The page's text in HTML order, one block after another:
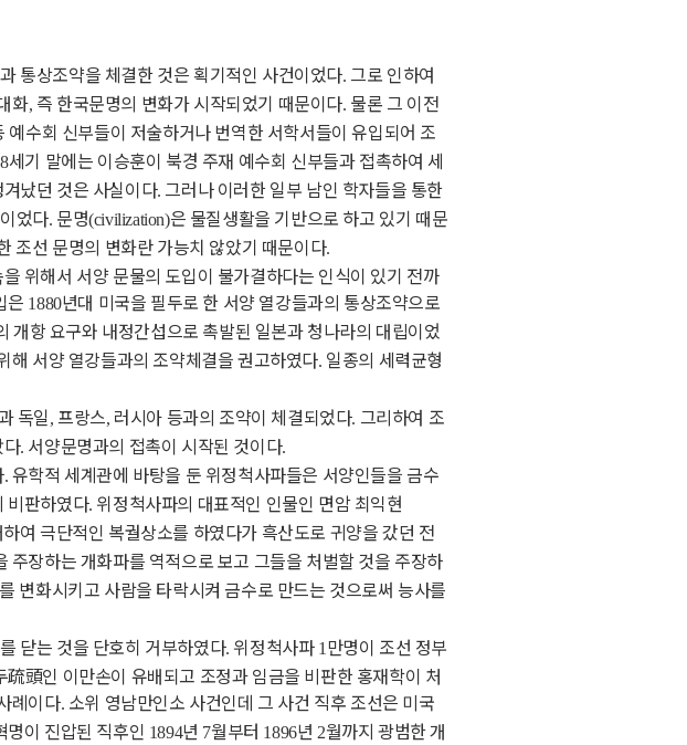
통상조약을 체결한 것은 획기적인 사건이었다. 그로 인하여
화, 즉 한국문명의 변화가 시작되었기 때문이다. 물론 그 이전
예수회 신부들이 저술하거나 번역한 서학서들이 유입되어 조
세기 말에는 이승훈이 북경 주재 예수회 신부들과 접촉하여 세
났던 것은 사실이다. 그러나 이러한 일부 남인 학자들을 통한
었다. 문명(civilization)은 물질생활을 기반으로 하고 있기 때문
조선 문명의 변화란 가능치 않았기 때문이다.
위해서 서양 문물의 도입이 불가결하다는 인식이 있기 전까
은 1880년대 미국을 필두로 한 서양 열강들과의 통상조약으로
개항 요구와 내정간섭으로 촉발된 일본과 청나라의 대립이었
해 서양 열강들과의 조약체결을 권고하였다. 일종의 세력균형
독일,프랑스, 러시아 등과의 조약이 체결되었다. 그리하여 조
. 서양문명과의 접촉이 시작된 것이다.
. 유학적 세계관에 바탕을 둔 위정척사파들은 서양인들을 금수
비판하였다. 위정척사파의 대표적인 인물인 면암 최익현
여 극단적인 복궐상소를 하였다가 흑산도로 귀양을 갔던 전
주장하는 개화파를 역적으로 보고 그들을 처벌할 것을 주장하
변화시키고 사람을 타락시켜 금수로 만드는 것으로써 능사를
닫는 것을 단호히 거부하였다. 위정척사파 1 만명이 조선 정부
疏頭인 이만손이 유배되고 조정과 임금을 비판한 홍재학이 처
례이다. 소위 영남만인소 사건인데 그 사건 직후 조선은 미국
명이 진압된 직후인 1894년 7월부터 1896년2월까지 광범한 개